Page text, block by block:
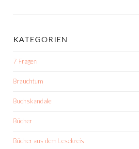
KATEGORIEN
7 Fragen
Brauchtum
Buchskandale
Bücher
Bücher aus dem Lesekreis